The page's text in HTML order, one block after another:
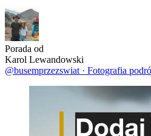
Porada od
Karol Lewandowski
@busemprzezswiat · Fotografia